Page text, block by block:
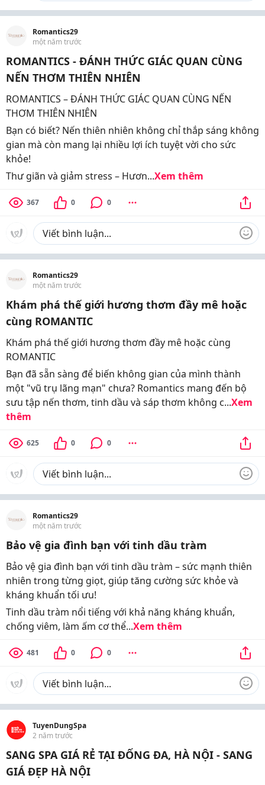
Romantics29
một năm trước
ROMANTICS - ĐÁNH THỨC GIÁC QUAN CÙNG
NẾN THƠM THIÊN NHIÊN
ROMANTICS – ĐÁNH THỨC GIÁC QUAN CÙNG NẾN
THƠM THIÊN NHIÊN
Bạn có biết? Nến thiên nhiên không chỉ thắp sáng không
gian mà còn mang lại nhiều lợi ích tuyệt vời cho sức
khỏe!
Thư giãn và giảm stress – Hươn...Xem thêm
367 0 0
Romantics29
một năm trước
Khám phá thế giới hương thơm đầy mê hoặc
cùng ROMANTIC
Khám phá thế giới hương thơm đầy mê hoặc cùng
ROMANTIC
Bạn đã sẵn sàng để biến không gian của mình thành
một "vũ trụ lãng mạn" chưa? Romantics mang đến bộ
sưu tập nến thơm, tinh dầu và sáp thơm không c...Xem
thêm
625 0 0
Romantics29
một năm trước
Bảo vệ gia đình bạn với tinh dầu tràm
Bảo vệ gia đình bạn với tinh dầu tràm – sức mạnh thiên
nhiên trong từng giọt, giúp tăng cường sức khỏe và
kháng khuẩn tối ưu!
Tinh dầu tràm nổi tiếng với khả năng kháng khuẩn,
chống viêm, làm ấm cơ thể...Xem thêm
481 0 0
TuyenDungSpa
2 năm trước
SANG SPA GIÁ RẺ TẠI ĐỐNG ĐA, HÀ NỘI - SANG
GIÁ ĐẸP HÀ NỘI